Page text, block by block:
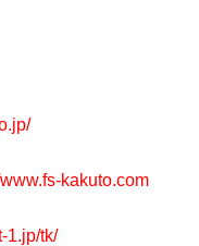
kakuto.com
1.jp/tk/